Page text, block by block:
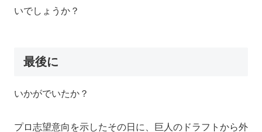
いでしょうか？
最後に
いかがでいたか？
プロ志望意向を示したその日に、巨人のドラフトから外